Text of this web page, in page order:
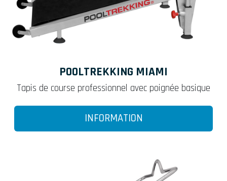
POOLTREKKING MIAMI
Tapis de course professionnel avec poignée basique
INFORMATION